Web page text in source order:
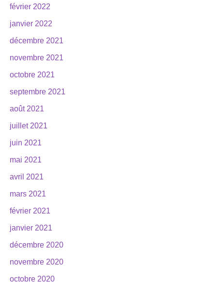
février 2022
janvier 2022
décembre 2021
novembre 2021
octobre 2021
septembre 2021
août 2021
juillet 2021
juin 2021
mai 2021
avril 2021
mars 2021
février 2021
janvier 2021
décembre 2020
novembre 2020
octobre 2020